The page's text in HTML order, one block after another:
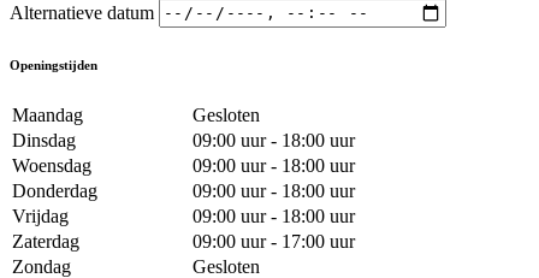
Alternatieve datum
Openingstijden
Maandag
Gesloten
Dinsdag
09:00 uur - 18:00 uur
Woensdag
09:00 uur - 18:00 uur
Donderdag
09:00 uur - 18:00 uur
Vrijdag
09:00 uur - 18:00 uur
Zaterdag
09:00 uur - 17:00 uur
Zondag
Gesloten